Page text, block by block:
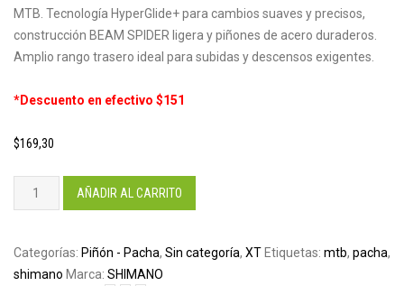
MTB. Tecnología HyperGlide+ para cambios suaves y precisos,
construcción BEAM SPIDER ligera y piñones de acero duraderos.
Amplio rango trasero ideal para subidas y descensos exigentes.
*Descuento en efectivo $151
$169,30
Cassette
Shimano
M8100
(10‑51T)
AÑADIR AL CARRITO
Categorías: Piñón - Pacha, Sin categoría, XT Etiquetas: mtb, pacha,
shimano Marca: SHIMANO